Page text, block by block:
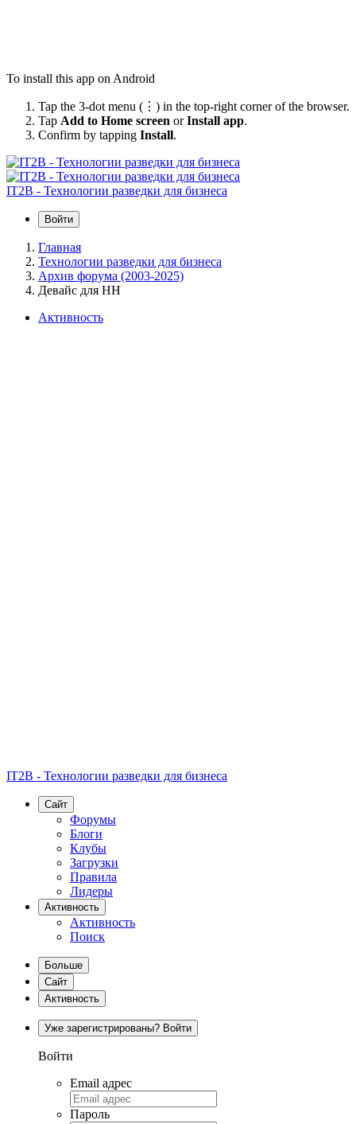
To install this app on Android
Tap the 3-dot menu (⋮) in the top-right corner of the browser.
Tap Add to Home screen orInstall app.
Confirm by tapping Install.
IT2B - Технологии разведки для бизнеса
Войти
Главная
Технологии разведки для бизнеса
Архив форума (2003-2025)
Девайс для НН
Активность
IT2B - Технологии разведки для бизнеса
Сайт
Форумы
Блоги
Клубы
Загрузки
Правила
Лидеры
Активность
Активность
Поиск
Больше
Сайт
Активность
Уже зарегистрированы? Войти
Войти
Email адрес
Пароль